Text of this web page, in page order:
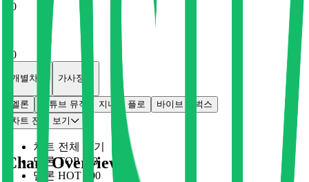
0
0
개별차트 가사정보
멜론 유튜브 뮤직 지니 플로 바이브
벅스
차트 전체 보기
차트 전체 보기
멜론 TOP 100
멜론 HOT 100
Chart Overview